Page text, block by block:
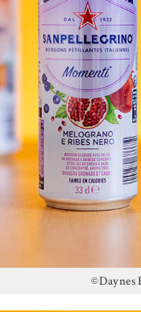
©Daynes